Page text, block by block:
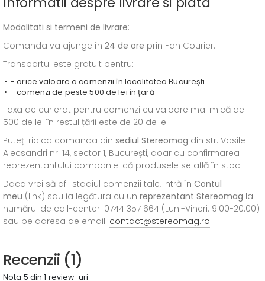
Modalitati si termeni de livrare:
Comanda va ajunge în 24 de ore prin Fan Courier.
Transportul este gratuit pentru:
- orice valoare a comenzii în localitatea București
- comenzi de peste 500 de lei în țară
Taxa de curierat pentru comenzi cu valoare mai mică de
500 de lei în restul țării este de 20 de lei.
Puteți ridica comanda din sediul Stereomag din str. Vasile
Alecsandri nr. 14, sector 1, București, doar cu confirmarea
reprezentantului companiei că produsele se află în stoc.
Daca vrei să afli stadiul comenzii tale, intră în Contul
meu (link) sau ia legătura cu un reprezentant Stereomag la
numărul de call-center: 0744 357 664 (Luni-Vineri: 9.00-20.00)
sau pe adresa de email: contact@stereomag.ro.
Recenzii (1)
Nota 5 din 1 review-uri